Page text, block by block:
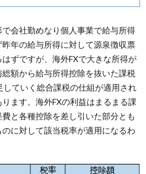
会社勤めなり個人事業で給与所得
年の給与所得に対して源泉徴収票
ずですが、海外FXで大きな所得が
額から給与所得控除を抜いた課税
していく総合課税の仕組が適用され
ます。海外FXの利益はまるまる課
と各種控除を差し引いた部分とも
に対して該当税率が適用になるわ